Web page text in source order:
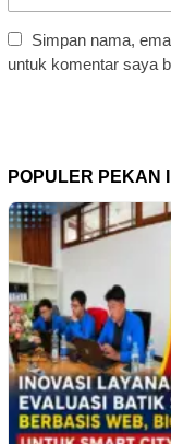
Simpan nama,
untuk komentar saya
POPULER PEKAN